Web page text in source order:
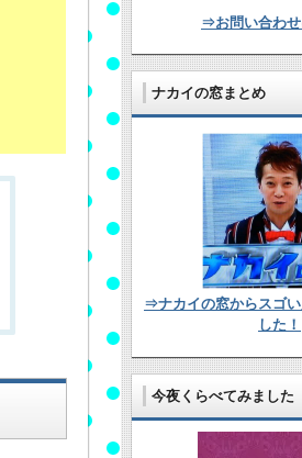
⇒お問い合わせ
ナカイの窓まとめ
⇒ナカイの窓からスゴ
した！
今夜くらべてみまし